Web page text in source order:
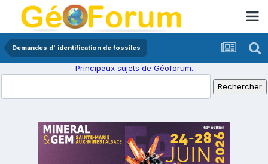
Demandes d' identification de fossiles
Principaux sujets de Géoforum.